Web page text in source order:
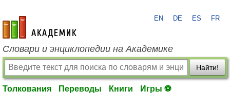
academic.ru
EN DE ES FR
Словари и энциклопедии на Академике
Найти!
Толкования Переводы Книги Игры ⚽